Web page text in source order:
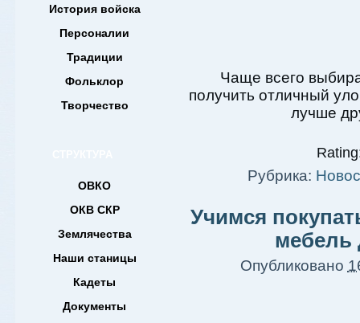
История войска
Персоналии
Традиции
Фольклор
Творчество
ОВКО
ОКВ СКР
Землячества
Наши станицы
Кадеты
Документы
Чаще всего
получить отличный
лучше
Рубрика:
Учимся
мебель
Опубликовано